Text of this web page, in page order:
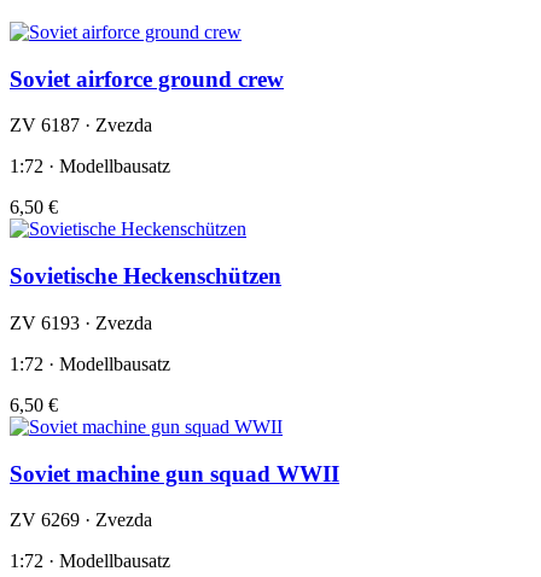
Soviet airforce ground crew
ZV 6187 · Zvezda
1:72 · Modellbausatz
6,50 €
Sovietische Heckenschützen
ZV 6193 · Zvezda
1:72 · Modellbausatz
6,50 €
Soviet machine gun squad WWII
ZV 6269 · Zvezda
1:72 · Modellbausatz